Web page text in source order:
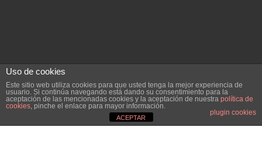
Uso de cookies
Este sitio web utiliza cookies para que usted tenga la mejor experiencia de
usuario. Si continúa navegando está dando su consentimiento para la
aceptación de las mencionadas cookies y la aceptación de nuestra política de
cookies, pinche el enlace para mayor información.
plugin cookies
ACEPTAR